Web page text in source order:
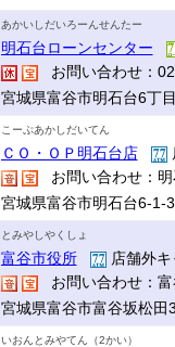
あかいしだいろーんせんたー
明石台ローンセンター
お問い合わせ：
宮城県富谷市明石台6丁
こーぷあかしだいてん
ＣＯ・ＯＰ明石台店
お問い合わせ：明
宮城県富谷市明石台6-
とみやしやくしょ
富谷市役所
店舗外
お問い合わせ：富
宮城県富谷市富谷坂松
いおんとみやてん（2かい）